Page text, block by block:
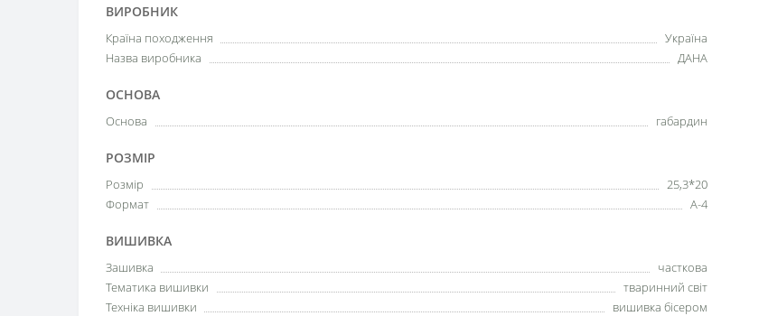
ВИРОБНИК
Країна походження
Україна
Назва виробника
ДАНА
ОСНОВА
Основа габардин
РОЗМІР
Розмір
25,3*20
Формат
А-4
ВИШИВКА
Зашивка
часткова
Тематика вишивки
тваринний світ
Техніка вишивки
вишивка бісером